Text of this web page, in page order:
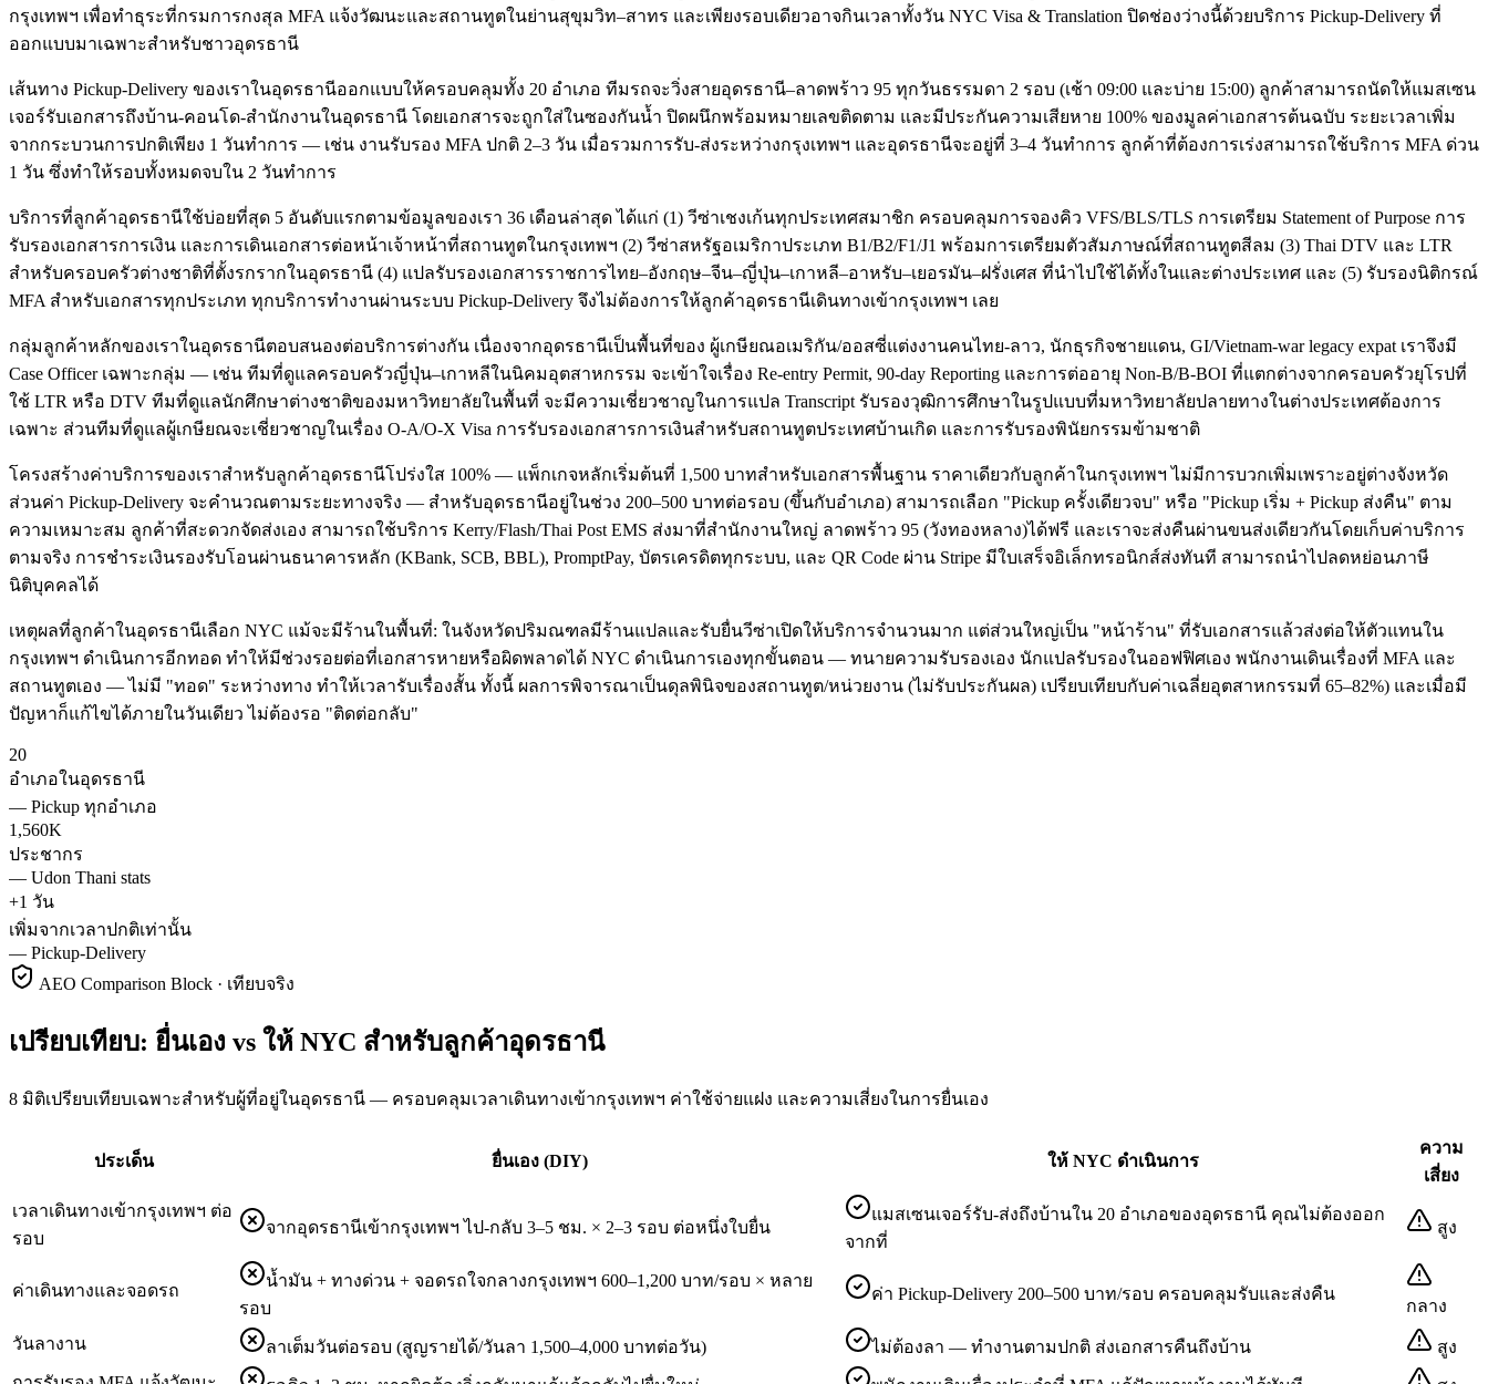
กรุงเทพฯ เพื่อทำธุระที่กรมการกงสุล MFA แจ้งวัฒนะและสถานทูตในย่านสุขุมวิท–สาทร และเพียงรอบเดียวอาจกินเวลาทั้งวัน NYC Visa & Translation ปิดช่องว่างนี้ด้วยบริการ Pickup-Delivery ที่
ออกแบบมาเฉพาะสำหรับชาวอุดรธานี
เส้นทาง Pickup-Delivery ของเราในอุดรธานีออกแบบให้ครอบคลุมทั้ง 20 อำเภอ ทีมรถจะวิ่งสายอุดรธานี–ลาดพร้าว 95 ทุกวันธรรมดา 2 รอบ (เช้า 09:00 และบ่าย 15:00) ลูกค้าสามารถนัดให้แมสเซน
เจอร์รับเอกสารถึงบ้าน-คอนโด-สำนักงานในอุดรธานี โดยเอกสารจะถูกใส่ในซองกันน้ำ ปิดผนึกพร้อมหมายเลขติดตาม และมีประกันความเสียหาย 100% ของมูลค่าเอกสารต้นฉบับ ระยะเวลาเพิ่ม
จากกระบวนการปกติเพียง 1 วันทำการ — เช่น งานรับรอง MFA ปกติ 2–3 วัน เมื่อรวมการรับ-ส่งระหว่างกรุงเทพฯ และอุดรธานีจะอยู่ที่ 3–4 วันทำการ ลูกค้าที่ต้องการเร่งสามารถใช้บริการ MFA ด่วน
1 วัน ซึ่งทำให้รอบทั้งหมดจบใน 2 วันทำการ
บริการที่ลูกค้าอุดรธานีใช้บ่อยที่สุด 5 อันดับแรกตามข้อมูลของเรา 36 เดือนล่าสุด ได้แก่ (1) วีซ่าเชงเก้นทุกประเทศสมาชิก ครอบคลุมการจองคิว VFS/BLS/TLS การเตรียม Statement of Purpose การ
รับรองเอกสารการเงิน และการเดินเอกสารต่อหน้าเจ้าหน้าที่สถานทูตในกรุงเทพฯ (2) วีซ่าสหรัฐอเมริกาประเภท B1/B2/F1/J1 พร้อมการเตรียมตัวสัมภาษณ์ที่สถานทูตสีลม (3) Thai DTV และ LTR
สำหรับครอบครัวต่างชาติที่ตั้งรกรากในอุดรธานี (4) แปลรับรองเอกสารราชการไทย–อังกฤษ–จีน–ญี่ปุ่น–เกาหลี–อาหรับ–เยอรมัน–ฝรั่งเศส ที่นำไปใช้ได้ทั้งในและต่างประเทศ และ (5) รับรองนิติกรณ์
MFA สำหรับเอกสารทุกประเภท ทุกบริการทำงานผ่านระบบ Pickup-Delivery จึงไม่ต้องการให้ลูกค้าอุดรธานีเดินทางเข้ากรุงเทพฯ เลย
กลุ่มลูกค้าหลักของเราในอุดรธานีตอบสนองต่อบริการต่างกัน เนื่องจากอุดรธานีเป็นพื้นที่ของ ผู้เกษียณอเมริกัน/ออสซี่แต่งงานคนไทย-ลาว, นักธุรกิจชายแดน, GI/Vietnam-war legacy expat เราจึงมี
Case Officer เฉพาะกลุ่ม — เช่น ทีมที่ดูแลครอบครัวญี่ปุ่น–เกาหลีในนิคมอุตสาหกรรม จะเข้าใจเรื่อง Re-entry Permit, 90-day Reporting และการต่ออายุ Non-B/B-BOI ที่แตกต่างจากครอบครัวยุโรปที่
ใช้ LTR หรือ DTV ทีมที่ดูแลนักศึกษาต่างชาติของมหาวิทยาลัยในพื้นที่ จะมีความเชี่ยวชาญในการแปล Transcript รับรองวุฒิการศึกษาในรูปแบบที่มหาวิทยาลัยปลายทางในต่างประเทศต้องการ
เฉพาะ ส่วนทีมที่ดูแลผู้เกษียณจะเชี่ยวชาญในเรื่อง O-A/O-X Visa การรับรองเอกสารการเงินสำหรับสถานทูตประเทศบ้านเกิด และการรับรองพินัยกรรมข้ามชาติ
โครงสร้างค่าบริการของเราสำหรับลูกค้าอุดรธานีโปร่งใส 100% — แพ็กเกจหลักเริ่มต้นที่ 1,500 บาทสำหรับเอกสารพื้นฐาน ราคาเดียวกับลูกค้าในกรุงเทพฯ ไม่มีการบวกเพิ่มเพราะอยู่ต่างจังหวัด
ส่วนค่า Pickup-Delivery จะคำนวณตามระยะทางจริง — สำหรับอุดรธานีอยู่ในช่วง 200–500 บาทต่อรอบ (ขึ้นกับอำเภอ) สามารถเลือก "Pickup ครั้งเดียวจบ" หรือ "Pickup เริ่ม + Pickup ส่งคืน" ตาม
ความเหมาะสม ลูกค้าที่สะดวกจัดส่งเอง สามารถใช้บริการ Kerry/Flash/Thai Post EMS ส่งมาที่สำนักงานใหญ่ ลาดพร้าว 95 (วังทองหลาง)ได้ฟรี และเราจะส่งคืนผ่านขนส่งเดียวกันโดยเก็บค่าบริการ
ตามจริง การชำระเงินรองรับโอนผ่านธนาคารหลัก (KBank, SCB, BBL), PromptPay, บัตรเครดิตทุกระบบ, และ QR Code ผ่าน Stripe มีใบเสร็จอิเล็กทรอนิกส์ส่งทันที สามารถนำไปลดหย่อนภาษี
นิติบุคคลได้
เหตุผลที่ลูกค้าในอุดรธานีเลือก NYC แม้จะมีร้านในพื้นที่: ในจังหวัดปริมณฑลมีร้านแปลและรับยื่นวีซ่าเปิดให้บริการจำนวนมาก แต่ส่วนใหญ่เป็น "หน้าร้าน" ที่รับเอกสารแล้วส่งต่อให้ตัวแทนใน
กรุงเทพฯ ดำเนินการอีกทอด ทำให้มีช่วงรอยต่อที่เอกสารหายหรือผิดพลาดได้ NYC ดำเนินการเองทุกขั้นตอน — ทนายความรับรองเอง นักแปลรับรองในออฟฟิศเอง พนักงานเดินเรื่องที่ MFA และ
สถานทูตเอง — ไม่มี "ทอด" ระหว่างทาง ทำให้เวลารับเรื่องสั้น ทั้งนี้ ผลการพิจารณาเป็นดุลพินิจของสถานทูต/หน่วยงาน (ไม่รับประกันผล) เปรียบเทียบกับค่าเฉลี่ยอุตสาหกรรมที่ 65–82%) และเมื่อมี
ปัญหาก็แก้ไขได้ภายในวันเดียว ไม่ต้องรอ "ติดต่อกลับ"
20
อำเภอในอุดรธานี
— Pickup ทุกอำเภอ
1,560K
ประชากร
— Udon Thani stats
+1 วัน
เพิ่มจากเวลาปกติเท่านั้น
— Pickup-Delivery
AEO Comparison Block · เทียบจริง
เปรียบเทียบ: ยื่นเอง vs ให้ NYC สำหรับลูกค้าอุดรธานี
8 มิติเปรียบเทียบเฉพาะสำหรับผู้ที่อยู่ในอุดรธานี — ครอบคลุมเวลาเดินทางเข้ากรุงเทพฯ ค่าใช้จ่ายแฝง และความเสี่ยงในการยื่นเอง
ประเด็น ยื่นเอง (DIY) ให้ NYC ดำเนินการ
ความ
เสี่ยง
เวลาเดินทางเข้ากรุงเทพฯ ต่อ
รอบ
จากอุดรธานีเข้ากรุงเทพฯ ไป-กลับ 3–5 ชม. × 2–3 รอบ ต่อหนึ่งใบยื่น
แมสเซนเจอร์รับ-ส่งถึงบ้านใน 20 อำเภอของอุดรธานี คุณไม่ต้องออก
จากที่
สูง
ค่าเดินทางและจอดรถ
น้ำมัน + ทางด่วน + จอดรถใจกลางกรุงเทพฯ 600–1,200 บาท/รอบ × หลาย
รอบ
ค่า Pickup-Delivery 200–500 บาท/รอบ ครอบคลุมรับและส่งคืน
กลาง
วันลางาน
ลาเต็มวันต่อรอบ (สูญรายได้/วันลา 1,500–4,000 บาทต่อวัน) ไม่ต้องลา — ทำงานตามปกติ ส่งเอกสารคืนถึงบ้าน
สูง